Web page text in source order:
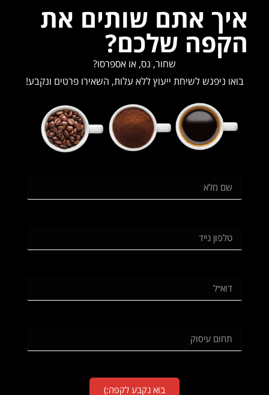
איך אתם שותים את
הקפה שלכם?
שחור, נס, או אספרסו?
בואו ניפגש לשיחת ייעוץ ללא עלות, השאירו פרטים ונקבע!
בוא נקבע לקפה:)